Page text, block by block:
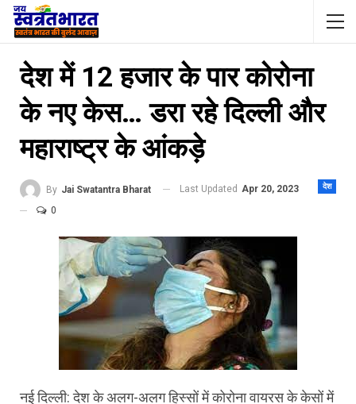
देश में 12 हजार के पार कोरोना
के नए केस… डरा रहे दिल्ली और
महाराष्ट्र के आंकड़े
देश
By Jai Swatantra Bharat Last Updated Apr 20, 2023
0
नई दिल्ली: देश के अलग-अलग हिस्सों में कोरोना वायरस के केसों में